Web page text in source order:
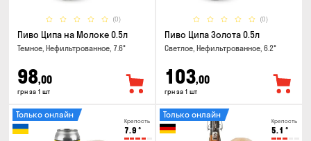
(0)
Пиво Ципа на Молоке 0.5л
Темное, Нефильтрованное, 7.6°
98,00
грн за 1 шт
(0)
Пиво Ципа Золота 0.5л
Светлое, Нефильтрованное, 6.2°
103,00
грн за 1 шт
Крепость
7.9 °
Только онлайн
Крепость
5.1 °
Только онлайн